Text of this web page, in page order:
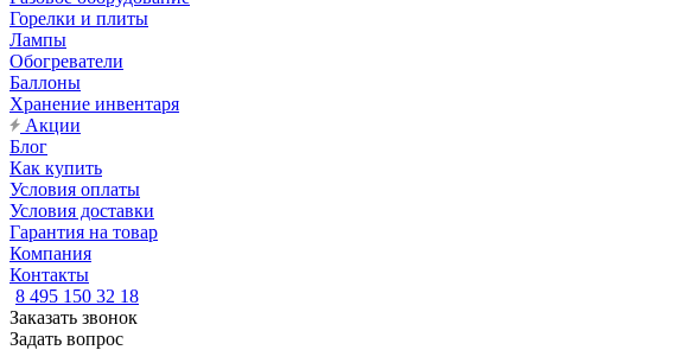
Горелки и плиты
Лампы
Обогреватели
Баллоны
Хранение инвентаря
Акции
Блог
Как купить
Условия оплаты
Условия доставки
Гарантия на товар
Компания
Контакты
8 495 150 32 18
Заказать звонок
Задать вопрос